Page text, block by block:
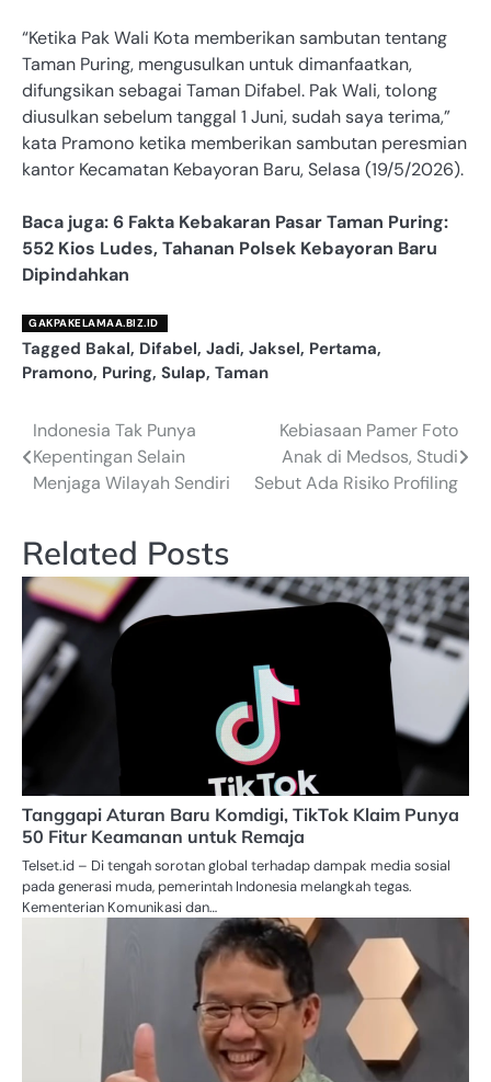
“Ketika Pak Wali Kota memberikan sambutan tentang
Taman Puring, mengusulkan untuk dimanfaatkan,
difungsikan sebagai Taman Difabel. Pak Wali, tolong
diusulkan sebelum tanggal 1 Juni, sudah saya terima,”
kata Pramono ketika memberikan sambutan peresmian
kantor Kecamatan Kebayoran Baru, Selasa (19/5/2026).
Baca juga: 6 Fakta Kebakaran Pasar Taman Puring:
552 Kios Ludes, Tahanan Polsek Kebayoran Baru
Dipindahkan
GAKPAKELAMAA.BIZ.ID
Tagged Bakal, Difabel, Jadi, Jaksel, Pertama,
Pramono, Puring, Sulap, Taman
Navigasi
pos
Indonesia Tak Punya
Kepentingan Selain
Menjaga Wilayah Sendiri
Kebiasaan Pamer Foto
Anak di Medsos, Studi
Sebut Ada Risiko Profiling
Related Posts
Tanggapi Aturan Baru Komdigi, TikTok Klaim Punya
50 Fitur Keamanan untuk Remaja
Telset.id – Di tengah sorotan global terhadap dampak media sosial
pada generasi muda, pemerintah Indonesia melangkah tegas.
Kementerian Komunikasi dan…